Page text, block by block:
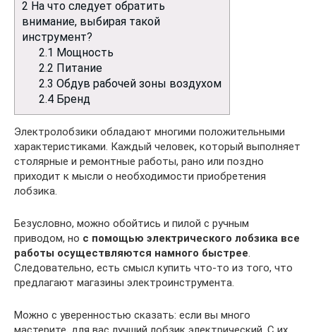
2 На что следует обратить
внимание, выбирая такой
инструмент?
2.1 Мощность
2.2 Питание
2.3 Обдув рабочей зоны воздухом
2.4 Бренд
Электролобзики обладают многими положительными
характеристиками. Каждый человек, который выполняет
столярные и ремонтные работы, рано или поздно
приходит к мысли о необходимости приобретения
лобзика.
Безусловно, можно обойтись и пилой с ручным
приводом, но с помощью электрического лобзика все
работы осуществляются намного быстрее.
Следовательно, есть смысл купить что-то из того, что
предлагают магазины электроинструмента.
Можно с уверенностью сказать: если вы много